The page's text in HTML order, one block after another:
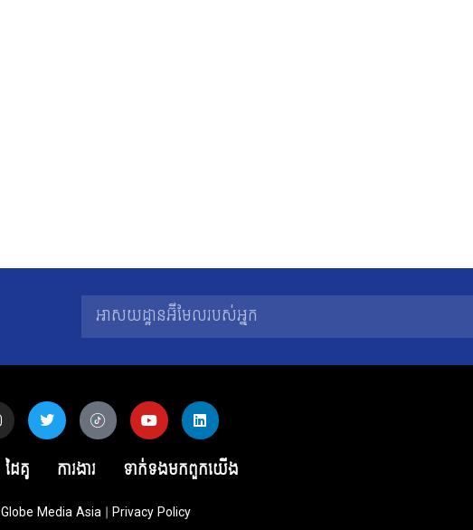
ដៃគូ ការងារ ទាក់ទង​មក​ពួក​យើង
Globe Media Asia | Privacy Policy